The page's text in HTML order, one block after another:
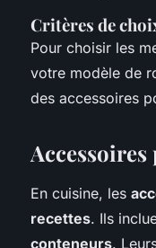
Critères de
Pour choisir les
votre modèle de
des accessoires
En cuisine, les
recettes. Ils
conteneurs.